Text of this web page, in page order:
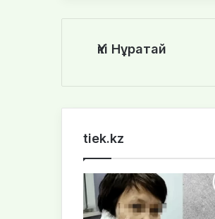
Үкі Нұратай
tiek.kz